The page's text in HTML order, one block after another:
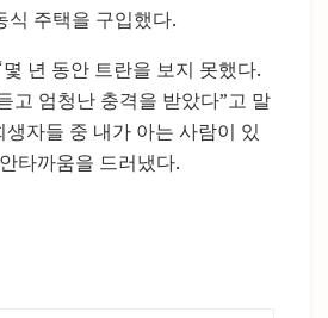
식 주택을 구입했다.
년 동안 트란을 보지 못했다.
고 엄청난 충격을 받았다”고 말
생자들 중 내가 아는 사람이 있
타까움을 드러냈다.